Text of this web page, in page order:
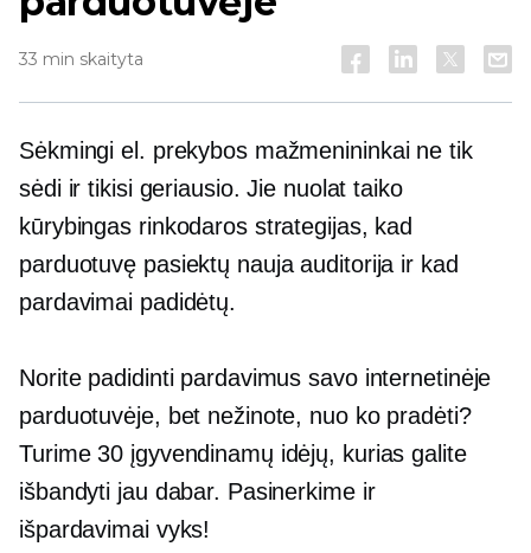
33 min skaityta
Sėkmingi el. prekybos mažmenininkai ne tik
sėdi ir tikisi geriausio. Jie nuolat taiko
kūrybingas rinkodaros strategijas, kad
parduotuvę pasiektų nauja auditorija ir kad
pardavimai padidėtų.
Norite padidinti pardavimus savo internetinėje
parduotuvėje, bet nežinote, nuo ko pradėti?
Turime 30 įgyvendinamų idėjų, kurias galite
išbandyti jau dabar. Pasinerkime ir
išpardavimai vyks!